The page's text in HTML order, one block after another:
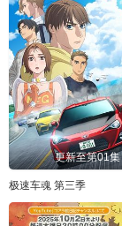
更新至第01集
极速车魂 第三季